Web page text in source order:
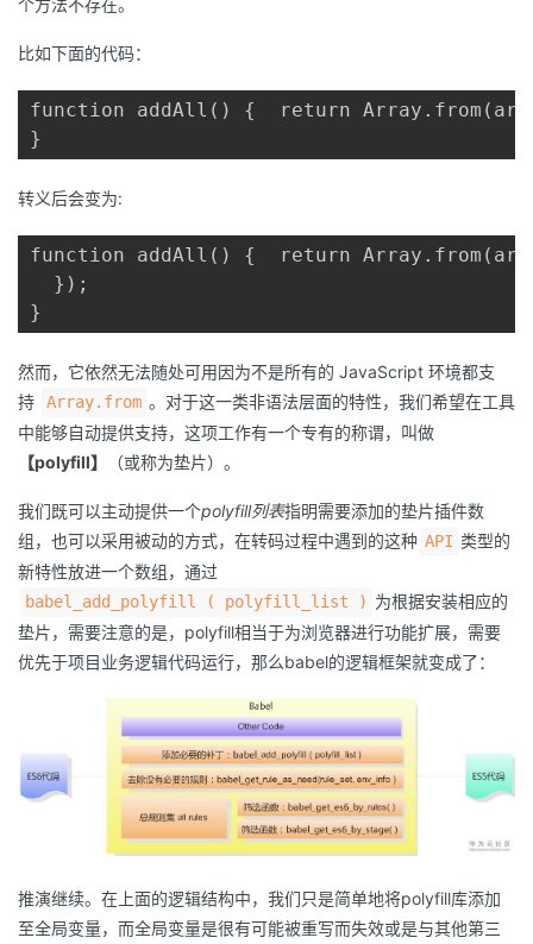
个方法不存在。
比如下面的代码：
function addAll() {  return
}
转义后会变为:
function addAll() {  return
});
}
然而，它依然无法随处可用因为不是所有的 JavaScript 环境都支
持
Array.from 。对于这一类非语法层面的特性，我们希望在工具
中能够自动提供支持，这项工作有一个专有的称谓，叫做
【polyfill】
（或称为垫片）。
我们既可以主动提供一个polyfill列表指明需要添加的垫片插件数
组，也可以采用被动的方式，在转码过程中遇到的这种 API 类型的
新特性放进一个数组，通过
babel_add_polyfill ( polyfill_list ) 为根据安装相应的
垫片，需要注意的是，polyfill相当于为浏览器进行功能扩展，需要
优先于项目业务逻辑代码运行，那么babel的逻辑框架就变成了：
推演继续。在上面的逻辑结构中，我们只是简单地将polyfill库添加
至全局变量，而全局变量是很有可能被重写而失效或是与其他第三